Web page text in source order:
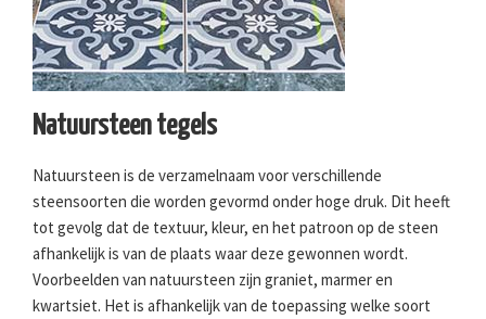
Natuursteen tegels
Natuursteen is de verzamelnaam voor verschillende
steensoorten die worden gevormd onder hoge druk. Dit heeft
tot gevolg dat de textuur, kleur, en het patroon op de steen
afhankelijk is van de plaats waar deze gewonnen wordt.
Voorbeelden van natuursteen zijn graniet, marmer en
kwartsiet. Het is afhankelijk van de toepassing welke soort